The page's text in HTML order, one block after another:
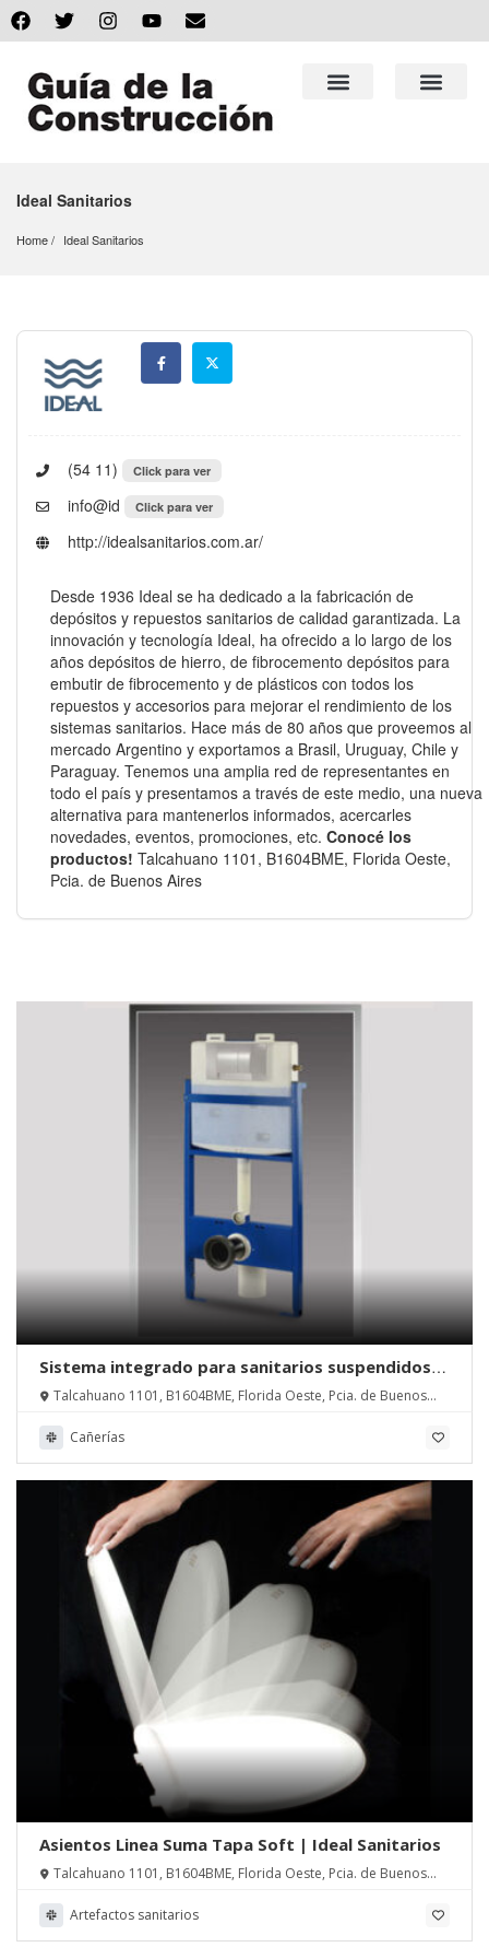
Ideal Sanitarios
Home Ideal Sanitarios
(54 11) Click para ver
info@id Click para ver
http://idealsanitarios.com.ar/
Desde 1936 Ideal se ha dedicado a la fabricación de
depósitos y repuestos sanitarios de calidad garantizada. La
innovación y tecnología Ideal, ha ofrecido a lo largo de los
años depósitos de hierro, de fibrocemento depósitos para
embutir de fibrocemento y de plásticos con todos los
repuestos y accesorios para mejorar el rendimiento de los
sistemas sanitarios. Hace más de 80 años que proveemos al
mercado Argentino y exportamos a Brasil, Uruguay, Chile y
Paraguay. Tenemos una amplia red de representantes en
todo el país y presentamos a través de este medio, una nueva
alternativa para mantenerlos informados, acercarles
novedades, eventos, promociones, etc. Conocé los
productos! Talcahuano 1101, B1604BME, Florida Oeste,
Pcia. de Buenos Aires
Sistema integrado para sanitarios suspendidos
Linea Suma | Ideal Sanitarios
Talcahuano 1101, B1604BME, Florida Oeste, Pcia. de Buenos
Cañerías
Asientos Linea Suma Tapa Soft | Ideal Sanitarios
Talcahuano 1101, B1604BME, Florida Oeste, Pcia. de Buenos
Artefactos sanitarios